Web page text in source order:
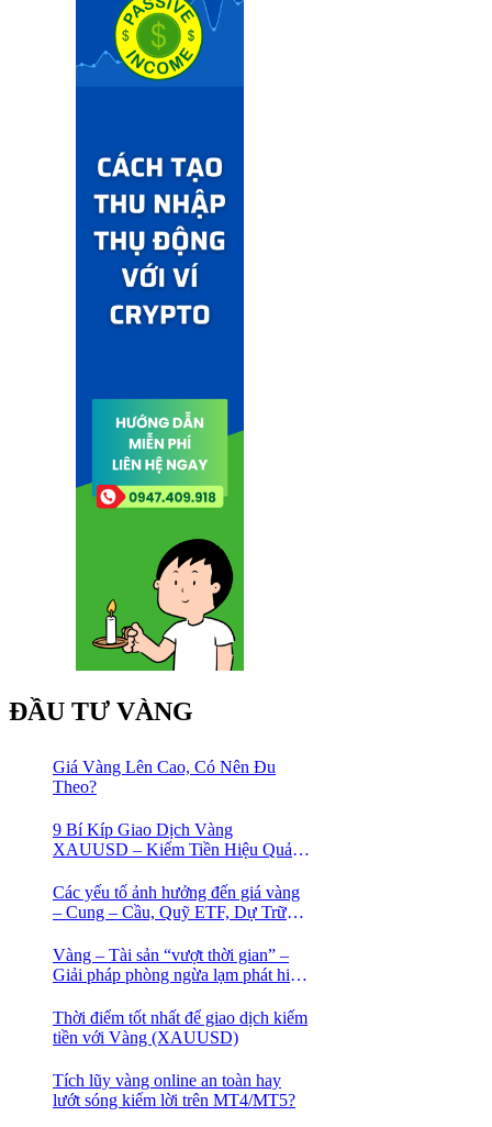
ĐẦU TƯ VÀNG
Giá Vàng Lên Cao, Có Nên Đu
Theo?
9 Bí Kíp Giao Dịch Vàng
XAUUSD – Kiếm Tiền Hiệu Quả
Các yếu tố ảnh hưởng đến giá vàng
– Cung – Cầu, Quỹ ETF, Dự Trữ
Vàng – Tài sản “vượt thời gian” –
Giải pháp phòng ngừa lạm phát hiệu
Thời điểm tốt nhất để giao dịch kiếm
tiền với Vàng (XAUUSD)
Tích lũy vàng online an toàn hay
lướt sóng kiếm lời trên MT4/MT5?